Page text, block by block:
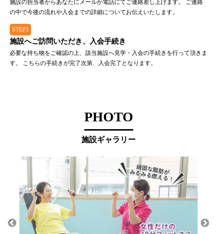
施設の担当者からあなたにメールか電話にてご連絡差し上げます。 ご連絡
の中で今後の流れや入会までの詳細についてお伝えいたします。
STEP3
施設へご訪問いただき、入会手続き
必要な持ち物をご確認の上、該当施設へ見学・入会の手続きを行って頂きま
す。 こちらの手続きが完了次第、入会完了となります。
PHOTO
施設ギャラリー